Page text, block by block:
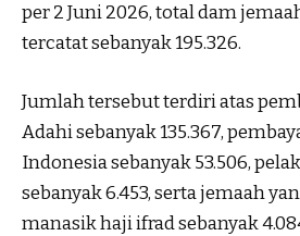
per 2 Juni 2026, total dam
tercatat sebanyak 195.326.
Jumlah tersebut terdiri atas
Adahi sebanyak 135.367,
Indonesia sebanyak 53.506,
sebanyak 6.453, serta jemaah
manasik haji ifrad sebanyak